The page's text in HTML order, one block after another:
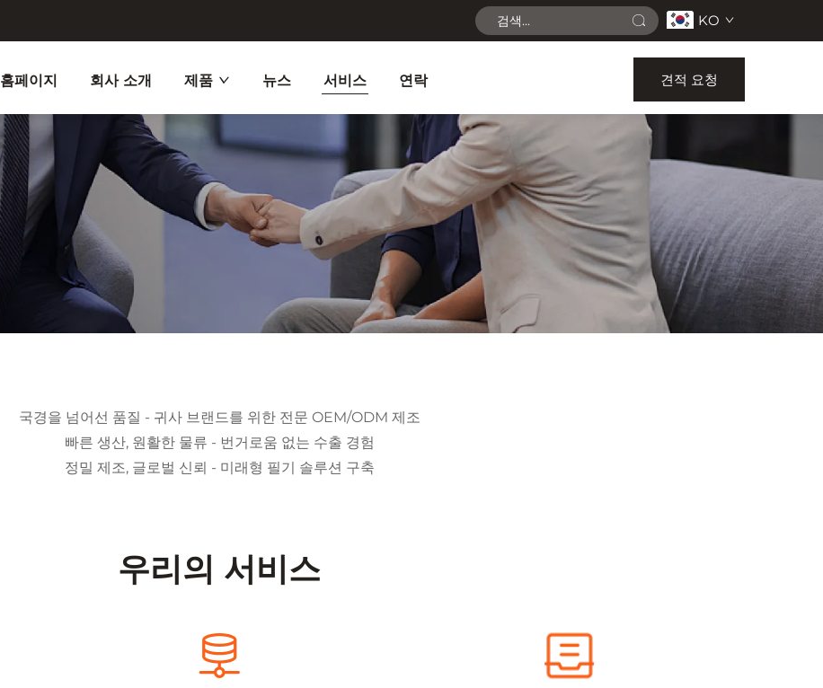
KO
홈페이지 회사 소개 제품 뉴스 서비스 연락 견적 요청
국경을 넘어선 품질 - 귀사 브랜드를 위한 전문 OEM/ODM 제조
빠른 생산, 원활한 물류 - 번거로움 없는 수출 경험
정밀 제조, 글로벌 신뢰 - 미래형 필기 솔루션 구축
우리의 서비스